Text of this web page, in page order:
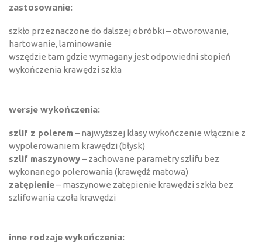
zastosowanie:
szkło przeznaczone do dalszej obróbki – otworowanie,
hartowanie, laminowanie
wszędzie tam gdzie wymagany jest odpowiedni stopień
wykończenia krawędzi szkła
wersje wykończenia:
szlif z polerem– najwyższej klasy wykończenie włącznie z
wypolerowaniem krawędzi (błysk)
szlif maszynowy– zachowane parametry szlifu bez
wykonanego polerowania (krawędź matowa)
zatępienie– maszynowe zatępienie krawędzi szkła bez
szlifowania czoła krawędzi
inne rodzaje wykończenia: